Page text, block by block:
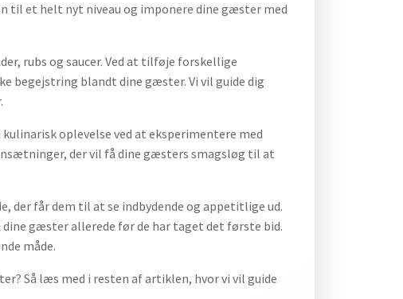
til et helt nyt niveau og imponere dine gæster med
rubs og saucer. Ved at tilføje forskellige
begejstring blandt dine gæster. Vi vil guide dig
oplevelse ved at eksperimentere med
der vil få dine gæsters smagsløg til at
der får dem til at se indbydende og appetitlige ud.
gæster allerede før de har taget det første bid.
måde.
Så læs med i resten af artiklen, hvor vi vil guide